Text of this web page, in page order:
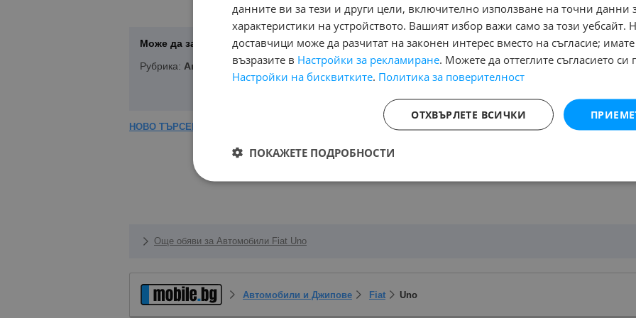
проверка по VIN номер. За повече информация и оглед
Особености - 2(3) Врати, USB, audio\video, IN\AUX изводи,
Теглич
Може да запазите Вашето търсене на:
Рубрика: Автомобили и Джипове,Fiat Uno; Състояние:Нов, Употребяван, Повреден/ударен,
НОВО ТЪРСЕНЕ
Още обяви за Автомобили Fiat Uno
Автомобили и Джипове Fiat Uno
данните ви за тези и други цели, включително използване на точни данни
характеристики на устройството. Вашият избор важи само за този уебсайт.
доставчици може да разчитат на законен интерес вместо на съгласие;
възразите в Настройки за рекламиране. Можете да оттеглите съгласието си
Настройки на бисквитките. Политика за поверителност
ОТХВЪРЛЕТЕ ВСИЧКИ
ПОКАЖЕТЕ ПОДРОБНОСТИ